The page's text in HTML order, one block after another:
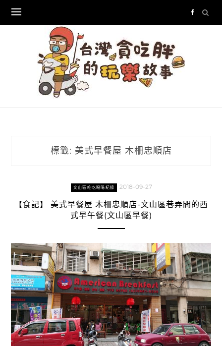
content
標籤: 美式早餐屋 木柵忠順店
文山區吃吃喝喝紀錄 2018-09-27
【食記】 美式早餐屋 木柵忠順店-文山區巷弄間的西
式早午餐(文山區早餐)